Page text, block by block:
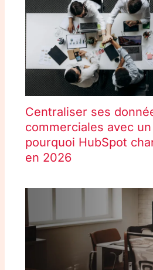
Centraliser ses
commerciales avec un
pourquoi HubSpot
en 2026